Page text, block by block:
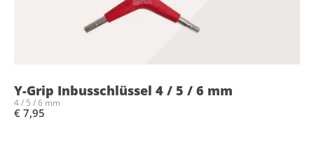
Y-Grip Inbusschlüssel 4 / 5 / 6 mm
4 / 5 / 6 mm
€ 7,95